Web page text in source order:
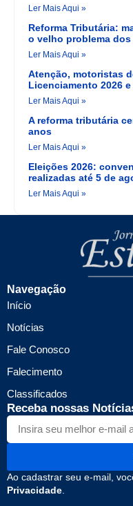
Ler Mais Aqui »
Reforma Tributária:
o velho problema
Ler Mais Aqui »
Atenção, motoristas
Licenciamento 2026
Ler Mais Aqui »
A reforma tributária
anos
Ler Mais Aqui »
Eleições 2026:
realizadas até 5 de
Ler Mais Aqui »
Navegação
Início
Notícias
Fale Conosco
Falecimento
Classificados
Receba nossas
Ao cadastrar seu e-mail,
Privacidade